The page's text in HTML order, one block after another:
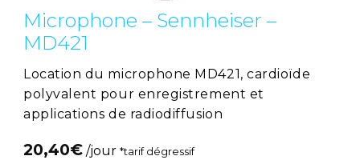
Microphone – Sennheiser –
MD421
Location du microphone MD421, cardioïde
polyvalent pour enregistrement et
applications de radiodiffusion
20,40€ /jour *tarif dégressif